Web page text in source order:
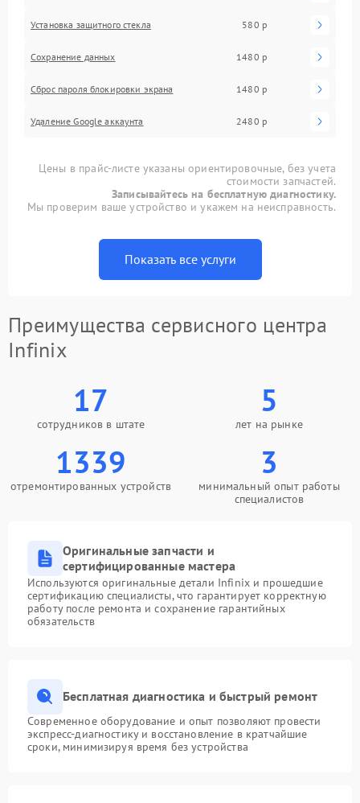
Установка защитного стекла 580 р
Сохранение данных 1480 р
Сброс пароля блокировки экрана 1480 р
Удаление Google аккаунта 2480 р
Цены в прайс-листе указаны ориентировочные, без учета
стоимости запчастей.
Записывайтесь на бесплатную диагностику.
Мы проверим ваше устройство и укажем на неисправность.
Показать все услуги
Преимущества сервисного центра
Infinix
17
сотрудников в штате
5
лет на рынке
1339
отремонтированных устройств
3
минимальный опыт работы
специалистов
Оригинальные запчасти и
сертифицированные мастера
Используются оригинальные детали Infinix и прошедшие
сертификацию специалисты, что гарантирует корректную
работу после ремонта и сохранение гарантийных
обязательств
Бесплатная диагностика и быстрый ремонт
Современное оборудование и опыт позволяют провести
экспресс-диагностику и восстановление в кратчайшие
сроки, минимизируя время без устройства